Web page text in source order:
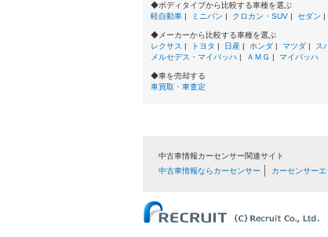
◆ボディタイプから比較する車種を選ぶ
軽自動車 | ミニバン | クロカン・SUV | セダン |
◆メーカーから比較する車種を選ぶ
レクサス | トヨタ | 日産 | ホンダ | マツダ | ス
メルセデス・マイバッハ | ＡＭＧ | マイバッハ
◆車を売却する
車買取・車査定
中古車情報カーセンサー関連サイト
中古車情報ならカーセンサー
カーセンサー